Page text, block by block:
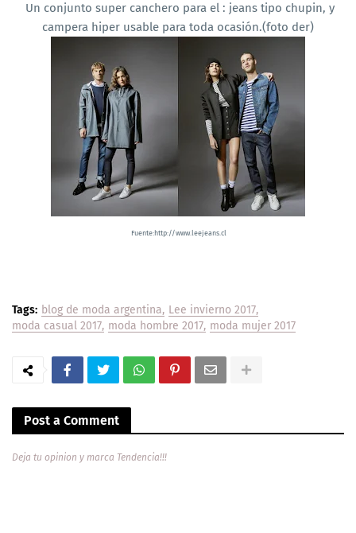
Un conjunto super canchero para el : jeans tipo chupin, y
campera hiper usable para toda ocasión.(foto der)
Fuente:http://www.leejeans.cl
Tags: blog de moda argentina Lee invierno 2017
moda casual 2017 moda hombre 2017 moda mujer 2017
Post a Comment
Deja tu opinion y marca Tendencia!!!